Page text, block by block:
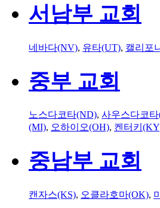
서남부 교회
네바다(NV), 유타(UT), 캘리포
중부 교회
노스다코타(ND), 사우스다코타
(MI), 오하이오(OH), 켄터키
중남부 교회
캔자스(KS), 오클라호마(OK),